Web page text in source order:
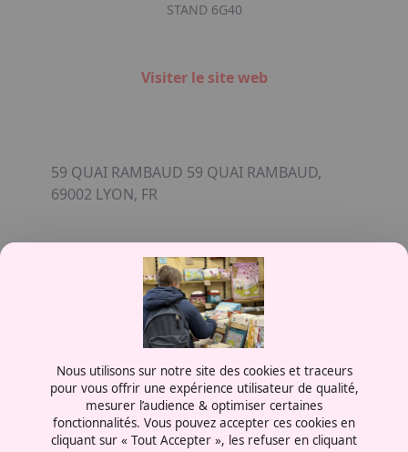
STAND 6G40
Visiter le site web
59 QUAI RAMBAUD 59 QUAI RAMBAUD,
69002 LYON, FR
0387556600
Rue de la Grange aux Bois
57070 - Metz
Nous utilisons sur notre site des cookies et traceurs
pour vous offrir une expérience utilisateur de qualité,
mesurer l’audience & optimiser certaines
fonctionnalités. Vous pouvez accepter ces cookies en
cliquant sur « Tout Accepter », les refuser en cliquant